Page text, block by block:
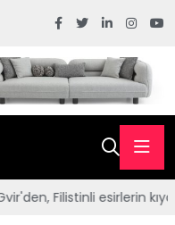
ve Kur'an-ı